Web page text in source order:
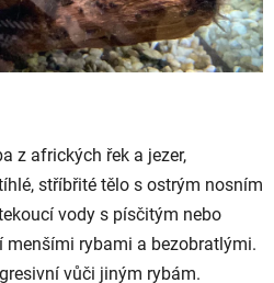
z afrických řek a jezer,
stříbřité tělo s ostrým nosním
vody s písčitým nebo
menšími rybami a bezobratlými.
vůči jiným rybám.